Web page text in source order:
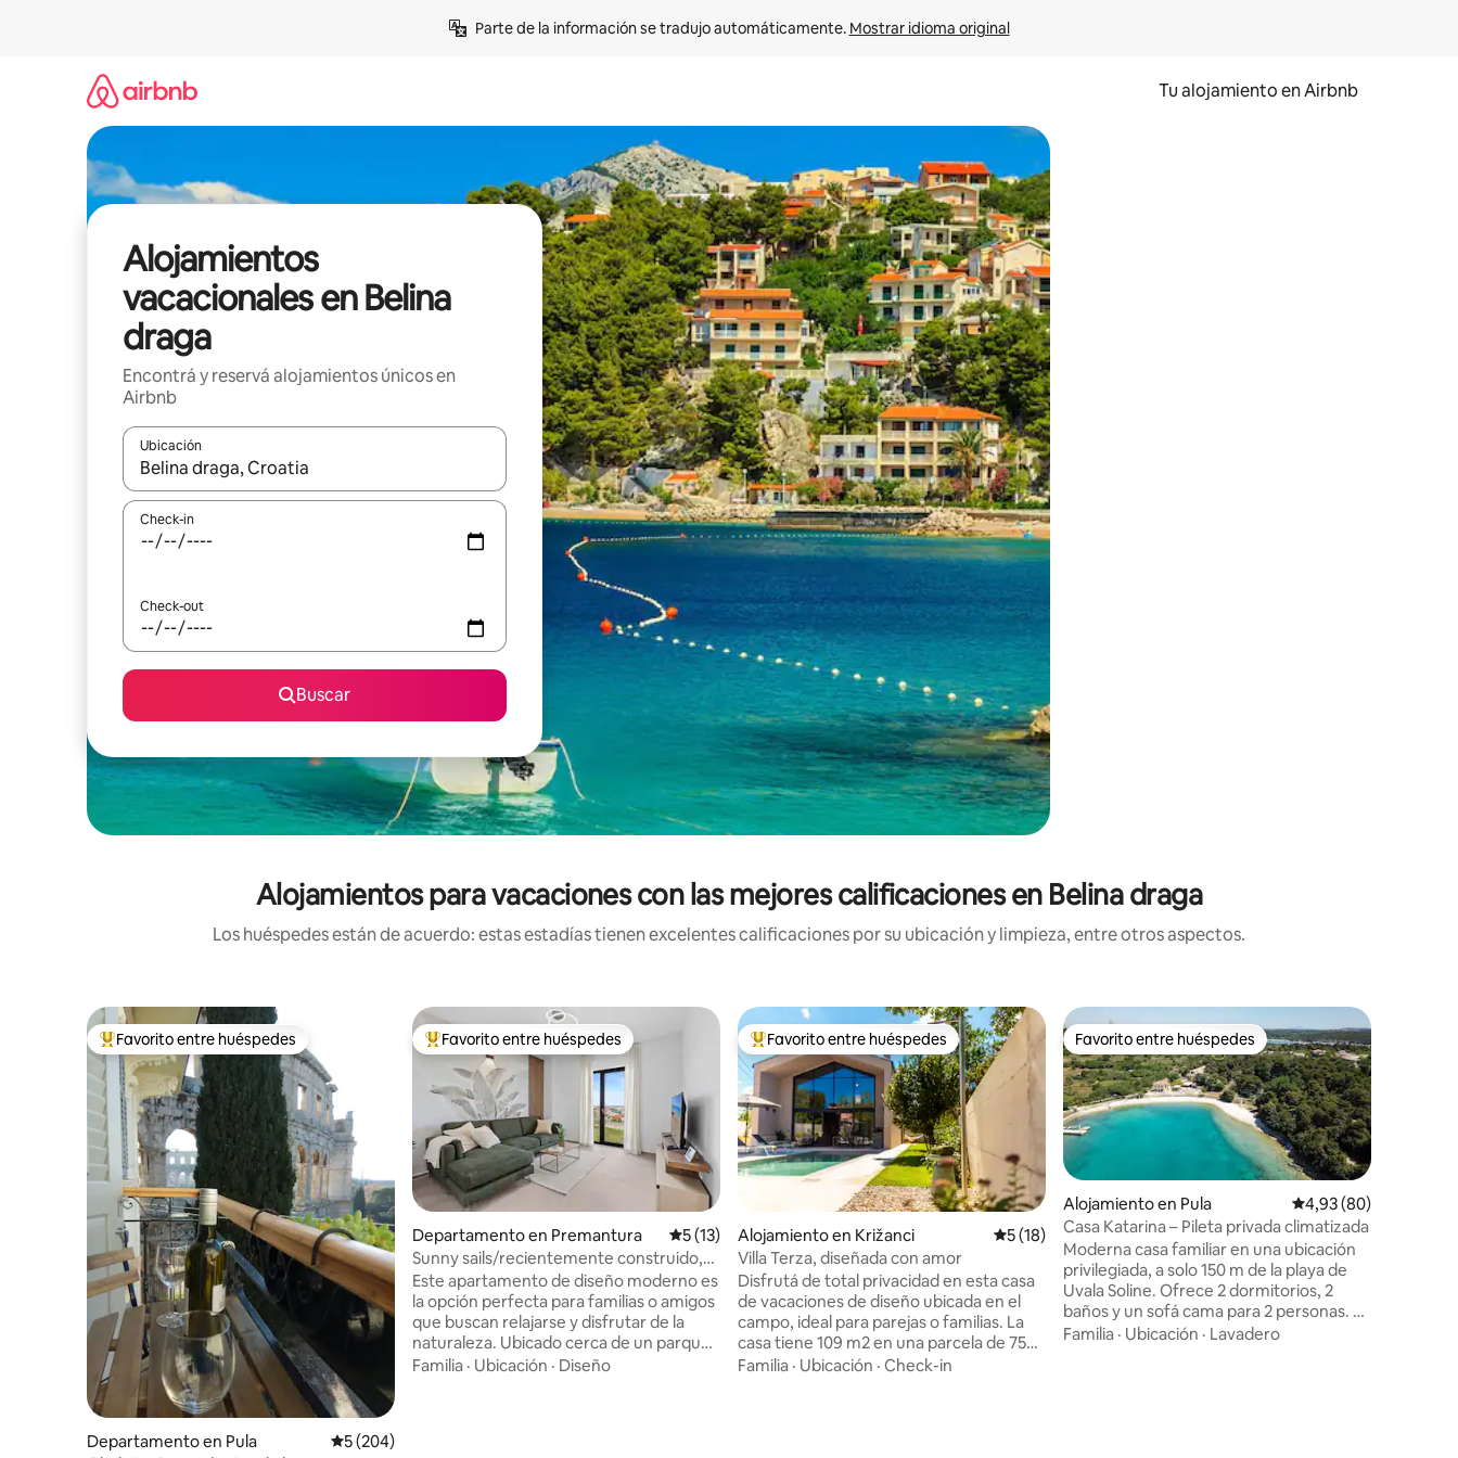
Parte de la información se tradujo automáticamente. Mostrar idioma original
Tu alojamiento en Airbnb
Alojamientos
vacacionales en Belina
draga
Encontrá y reservá alojamientos únicos en
Airbnb
Ubicación
Cuando los resultados estén disponibles, navegá con las teclas de flecha hacia arriba y hacia abajo o explorá deslizando el dedo.
Check-in
Check-out
Buscar
Alojamientos para vacaciones con las mejores calificaciones en Belina draga
Los huéspedes están de acuerdo: estas estadías tienen excelentes calificaciones por su ubicación y limpieza, entre otros aspectos.
Favorito entre los huéspedes más destacados
Favorito entre huéspedes
Departamento en Pula Calificación promedio: 5 de 5. 204 evaluaciones
5 (204)
Favorito entre los huéspedes más destacados
Favorito entre huéspedes
Departamento en Premantura Calificación promedio: 5 de 5. 13 evaluaciones
5 (13)
Sunny sails/recientemente construido,
estacionamiento privado vallado
Este apartamento de diseño moderno es
la opción perfecta para familias o amigos
que buscan relajarse y disfrutar de la
naturaleza. Ubicado cerca de un parque
natural protegido, ofrece una hermosa
Familia · Ubicación · Diseño
Favorito entre los huéspedes más destacados
Favorito entre huéspedes
Alojamiento en Križanci Calificación promedio: 5 de 5. 18 evaluaciones
5 (18)
Villa Terza, diseñada con amor
Disfrutá de total privacidad en esta casa
de vacaciones de diseño ubicada en el
campo, ideal para parejas o familias. La
casa tiene 109 m2 en una parcela de 750
m2. La casa ofrece dos cómodos
Familia · Ubicación · Check-in
Favorito entre huéspedes
Favorito entre huéspedes
Alojamiento en Pula Calificación
4,93 (80)
Casa Katarina – Pileta privada climatizada
Moderna casa familiar en una ubicación
privilegiada, a solo 150 m de la playa de
Uvala Soline. Ofrece 2 dormitorios, 2
baños y un sofá cama para 2 personas. El
centro de la ciudad está a 2,5 km y hay
Familia · Ubicación · Lavadero